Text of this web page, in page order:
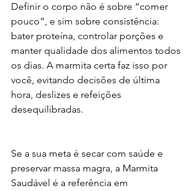
Definir o corpo não é sobre “comer
pouco”, e sim sobre consistência:
bater proteína, controlar porções e
manter qualidade dos alimentos todos
os dias. A marmita certa faz isso por
você, evitando decisões de última
hora, deslizes e refeições
desequilibradas.
Se a sua meta é secar com saúde e
preservar massa magra, a Marmita
Saudável é a referência em